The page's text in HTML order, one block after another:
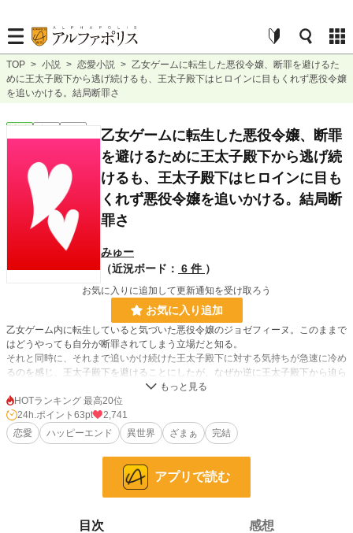
TOP > 小説 > 恋愛小説 > 乙女ゲームに転生した悪役令嬢、断罪を避けるた
めに王太子殿下から逃げ続けるも、王太子殿下はヒロインに目もくれず悪役令嬢
を追いかける。結局断罪さ
乙女ゲームに転生した悪役令嬢、断罪
を避けるために王太子殿下から逃げ続
けるも、王太子殿下はヒロインに目も
くれず悪役令嬢を追いかける。結局断
罪さ
みゅー
（近況ボード： 6 件 ）
お気に入りに追加して更新通知を受け取ろう
お気に入り追加
乙女ゲーム内に転生していると気づいた悪役令嬢のジョゼフィーヌ。このままで
はどうやっても自分が断罪されてしまう立場だと知る。
それと同時に、それまで追いかけ続けた王太子殿下に対する気持ちが急速に冷め
るのを感じ、王太子殿下を避けることにしたが、なぜか逆に王太子殿下から迫ら
それは王太子殿下が、自分をスケープゴートにしようとしているからなのだと思
ったジョゼフィーヌは、焦って王太子殿下から逃げ出すが……
14,511 位 / 228,864 件
6,438 位 / 66,381 件
791
HOTランキング 最高20位
24h.ポイント 63pt
2,741
恋愛
ハッピーエンド 異世界 ざまぁ 完結
アプリで読む
目次 感想